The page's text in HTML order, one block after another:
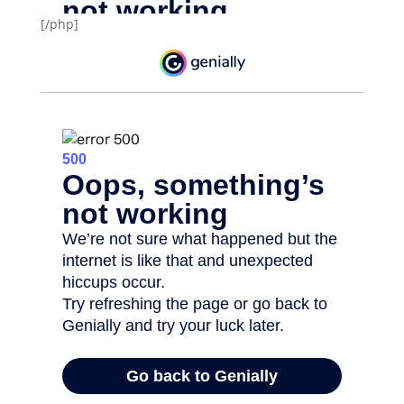
[/php]